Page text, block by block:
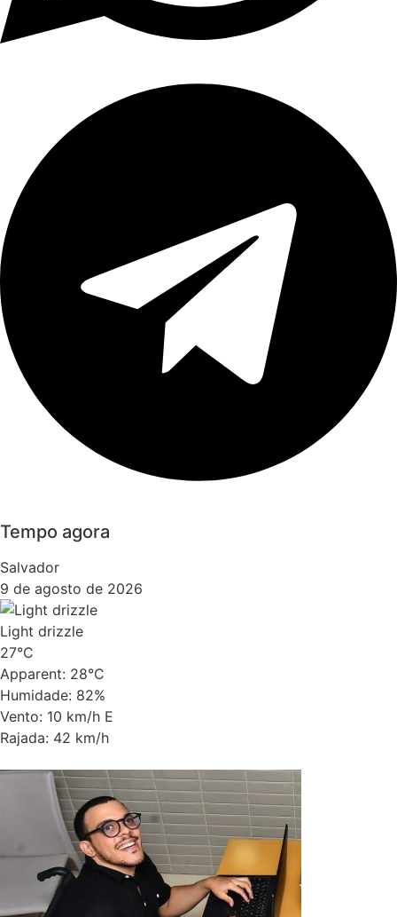
Tempo agora
Salvador
9 de agosto de 2026
Light drizzle
27°C
Apparent: 28°C
Humidade: 82%
Vento: 10 km/h E
Rajada: 42 km/h